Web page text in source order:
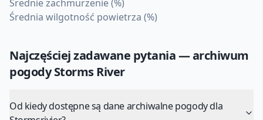
Średnie zachmurzenie (%)
Średnia wilgotność powietrza (%)
Najczęściej zadawane pytania — archiwum
pogodyStorms River
Od kiedy dostępne są dane archiwalne pogody dla